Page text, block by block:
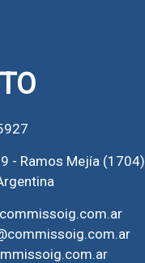
- Ramos Mejía (1704)